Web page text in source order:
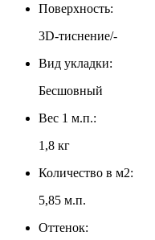
Поверхность:
3D-тиснение/-
Вид укладки:
Бесшовный
Вес 1 м.п.:
1,8 кг
Количество в м2:
5,85 м.п.
Оттенок: